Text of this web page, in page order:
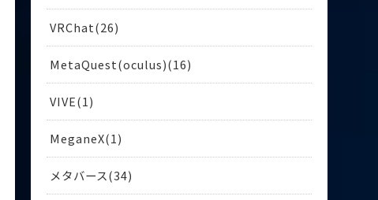
VRChat 26
MetaQuest(oculus) 16
VIVE 1
MeganeX 1
メタバース 34